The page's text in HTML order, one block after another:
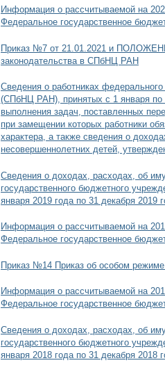
Информация о рассчитываемой на
Федеральное государственное
Приказ №7 от 21.01.2021 и ПОЛОЖЕНИЕ
законодательства в СПбНЦ РАН
Сведения о работниках
(СПбНЦ РАН), принятых с 1 января по
выполнения задач, поставленных
при замещении которых работники
характера, а также сведения о
несовершеннолетних детей,
Сведения о доходах, расходах, об
государственного бюджетного
января 2019 года по 31 декабря 2019
Информация о рассчитываемой на
Федеральное государственное
Приказ №14 Приказ об особом
Информация о рассчитываемой на
Федеральное государственное
Сведения о доходах, расходах, об
государственного бюджетного
января 2018 года по 31 декабря 2018